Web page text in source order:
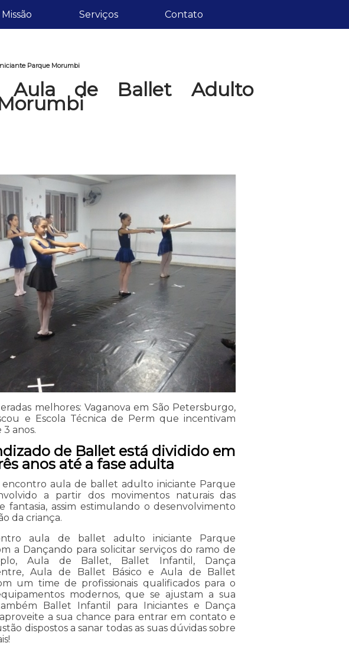
Missão Serviços Contato
Parque Morumbi
Aula de Ballet Adulto
melhores: Vaganova em São Petersburgo,
e Escola Técnica de Perm que incentivam
anos.
de Ballet está dividido em
anos até a fase adulta
aula de ballet adulto iniciante Parque
a partir dos movimentos naturais das
fantasia, assim estimulando o desenvolvimento
da criança.
aula de ballet adulto iniciante Parque
a Dançando para solicitar serviços do ramo de
Aula de Ballet, Ballet Infantil, Dança
Aula de Ballet Básico e Aula de Ballet
um time de profissionais qualificados para o
modernos, que se ajustam a sua
também Ballet Infantil para Iniciantes e Dança
a sua chance para entrar em contato e
dispostos a sanar todas as suas dúvidas sobre